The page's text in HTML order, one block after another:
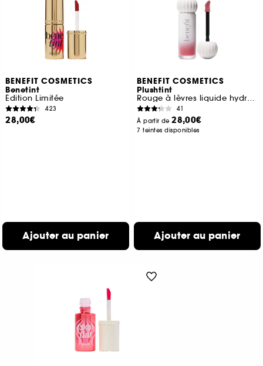
BENEFIT COSMETICS
Benetint
Édition Limitée
423
28,00€
Ajouter au panier
BENEFIT COSMETICS
Plushtint
Rouge à lèvres liquide hydratant fini mat
41
À partir de28,00€
7 teintes disponibles
Ajouter au panier